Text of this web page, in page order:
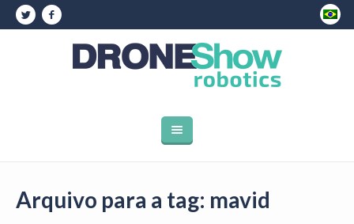
Arquivo para a tag: mavid